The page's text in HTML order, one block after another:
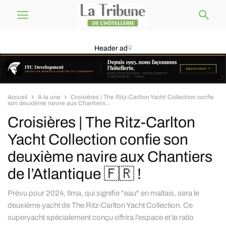
Header ad☟
Accueil A la une
Croisières | The Ritz-Carlton Yacht Collection confie
son deuxième navire aux Chantiers...
Croisières | The Ritz-Carlton
Yacht Collection confie son
deuxième navire aux Chantiers
de l’Atlantique 🇫🇷 !
Prévu pour 2024, Ilma, qui signifie "eau" en maltais, sera le
deuxième yacht de The Ritz-Carlton Yacht Collection. Ce
superyacht spécialement conçu offrira l'espace et le ratio